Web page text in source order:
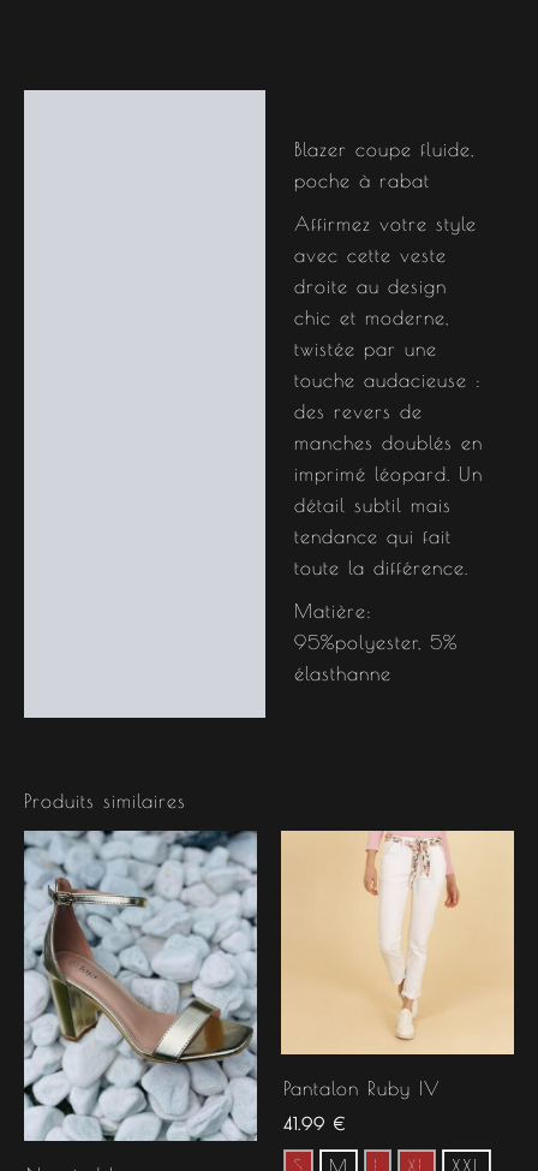
Blazer coupe fluide,
poche à rabat
Affirmez votre style
avec cette veste
droite au design
chic et moderne,
twistée par une
touche audacieuse :
des revers de
manches doublés en
imprimé léopard. Un
détail subtil mais
tendance qui fait
toute la différence.
Matière:
95%polyester, 5%
élasthanne
Produits similaires
Pantalon Ruby IV
41.99 €
S M L XL XXL